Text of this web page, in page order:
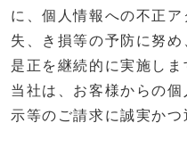
に、個人情報への不正
失、き損等の予防に努め
是正を継続的に実施しま
当社は、お客様からの
示等のご請求に誠実かつ